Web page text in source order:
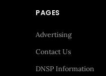
PAGES
Advertising
Contact Us
DNSP Information